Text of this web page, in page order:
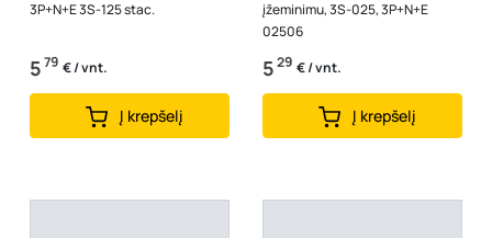
3P+N+E 3S-125 stac.
579 € / vnt.
Į krepšelį
įžeminimu, 3S-025, 3P+N+E
02506
529 € / vnt.
Į krepšelį